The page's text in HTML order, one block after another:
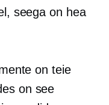
seega on hea
on teie
on see